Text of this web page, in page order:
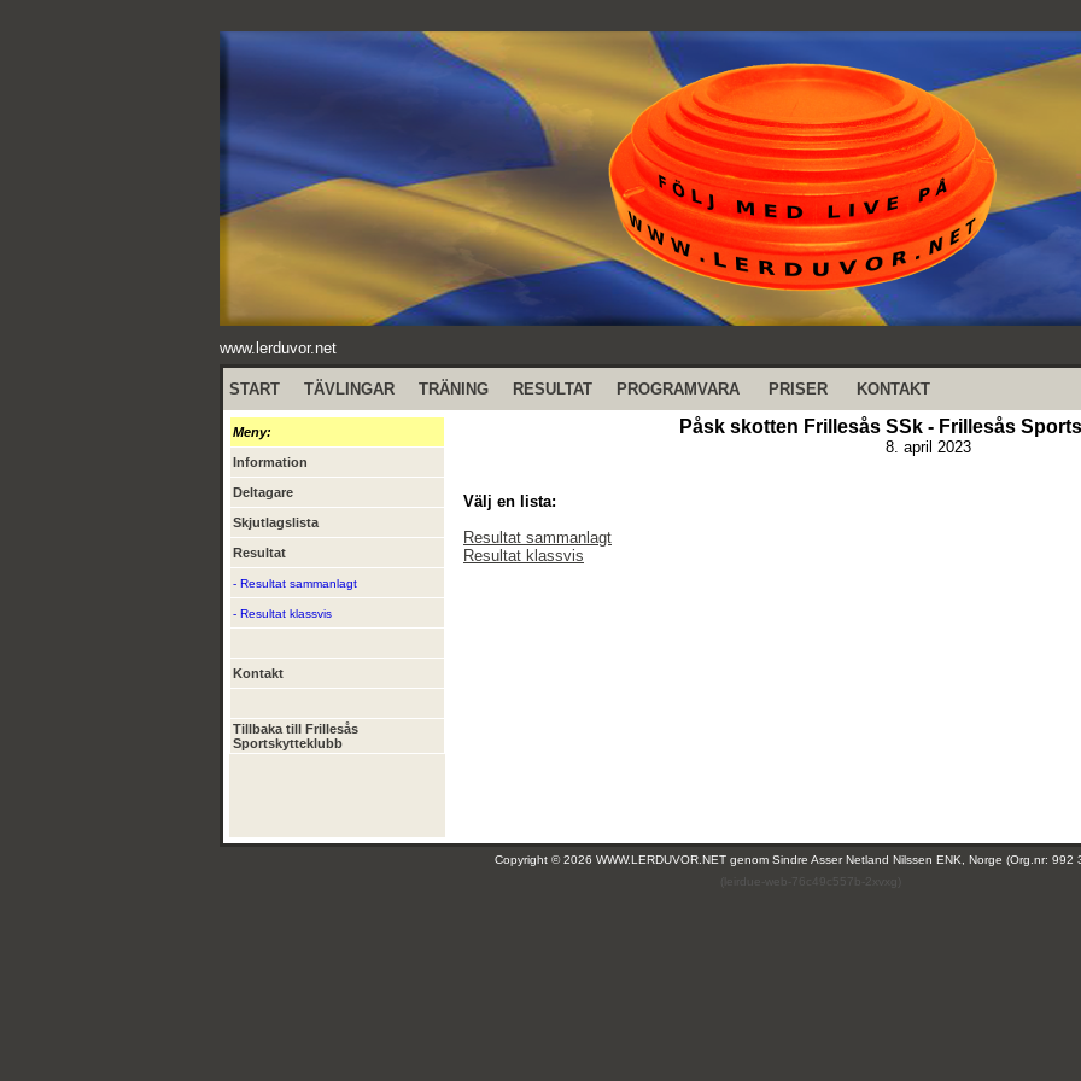
www.lerduvor.net
START TÄVLINGAR TRÄNING RESULTAT PROGRAMVARA PRISER KONTAKT
Meny:
Information
Deltagare
Skjutlagslista
Resultat
- Resultat sammanlagt
- Resultat klassvis
Kontakt
Tillbaka till Frillesås
Sportskytteklubb
Påsk skotten Frillesås SSk - Frillesås
8. april 2023
Välj en lista:
Resultat sammanlagt
Resultat klassvis
Copyright © 2026 WWW.LERDUVOR.NET genom Sindre Asser Netland Nilssen ENK, Norge (Org.nr: 992
(leirdue-web-76c49c557b-2xvxg)